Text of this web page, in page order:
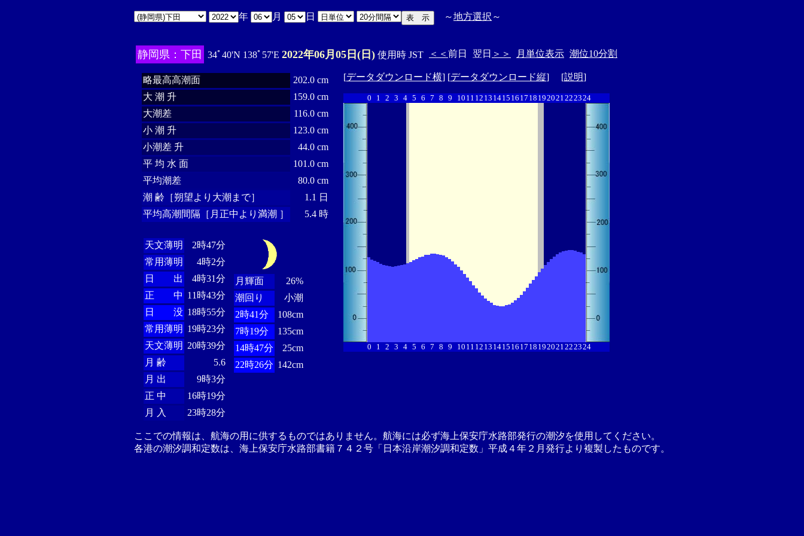
年 月 日 ～地方選択 ～
静岡県：下田 34ﾟ40'N 138ﾟ57'E 2022年06月05日(日) 使用時 JST ＜＜ 前日 翌日 ＞＞ 月単位表示 潮位10分割
略最高高潮面
202.0 cm
大 潮 升
159.0 cm
大潮差
116.0 cm
小 潮 升
123.0 cm
小潮差 升
44.0 cm
平 均 水 面
101.0 cm
平均潮差
80.0 cm
潮 齢［朔望より大潮まで］
1.1 日
平均高潮間隔［月正中より満潮 ］
5.4 時
天文薄明
2時47分
常用薄明
4時2分
日 出
4時31分
正 中 11時43分
日 没 18時55分
常用薄明 19時23分
天文薄明 20時39分
月 齢
5.6
月 出
9時3分
正 中
16時19分
月 入
23時28分
月輝面
26%
潮回り
小潮
2時41分
108cm
7時19分
135cm
14時47分
25cm
22時26分 142cm
[データダウンロード横] [データダウンロード縦] [説明]
0 1 2 3 4 5 6 7 8 9 10 11 12 13 1415 16 17 18 192021222324
0 1 2 3 4 5 6 7 8 9 10 11 12 13 1415 16 17 18 192021222324
ここでの情報は、航海の用に供するものではありません。航海には必ず海上保安庁水路部発行の潮汐を使用してください。
各港の潮汐調和定数は、海上保安庁水路部書籍７４２号「日本沿岸潮汐調和定数」平成４年２月発行より複製したものです。